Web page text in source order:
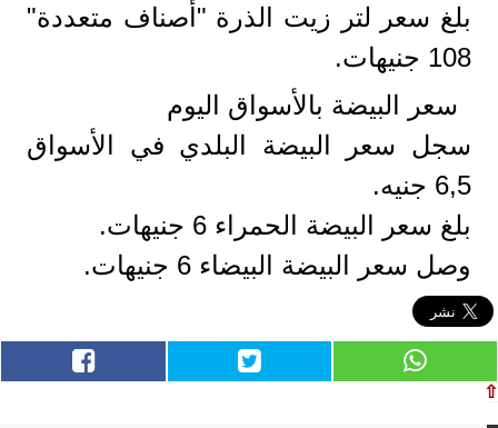
بلغ سعر لتر زيت الذرة "أصناف متعددة"
108 جنيهات.
سعر البيضة بالأسواق اليوم
سجل سعر البيضة البلدي في الأسواق
6,5 جنيه.
بلغ سعر البيضة الحمراء 6 جنيهات.
وصل سعر البيضة البيضاء 6 جنيهات.
⇧